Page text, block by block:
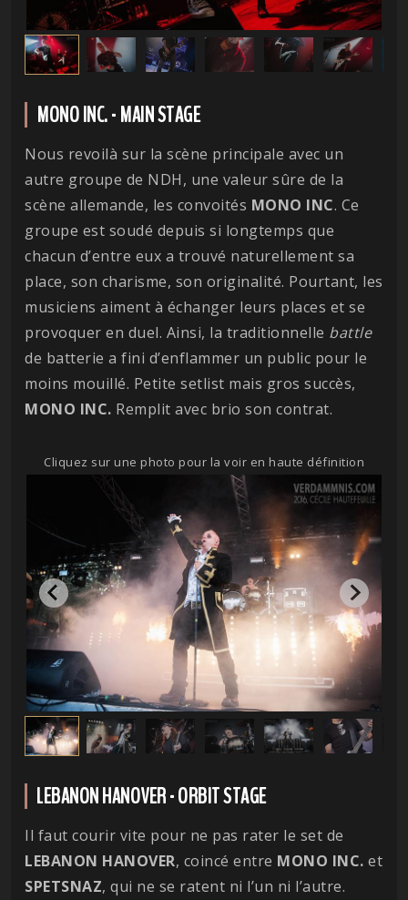
MONO INC. - MAIN STAGE
Nous revoilà sur la scène principale avec un
autre groupe de NDH, une valeur sûre de la
scène allemande, les convoités MONO INC. Ce
groupe est soudé depuis si longtemps que
chacun d’entre eux a trouvé naturellement sa
place, son charisme, son originalité. Pourtant, les
musiciens aiment à échanger leurs places et se
provoquer en duel. Ainsi, la traditionnelle battle
de batterie a fini d’enflammer un public pour le
moins mouillé. Petite setlist mais gros succès,
MONO INC. Remplit avec brio son contrat.
Cliquez sur une photo pour la voir en haute définition
LEBANON HANOVER - ORBIT STAGE
Il faut courir vite pour ne pas rater le set de
LEBANON HANOVER, coincé entre MONO INC. et
SPETSNAZ, qui ne se ratent ni l’un ni l’autre.